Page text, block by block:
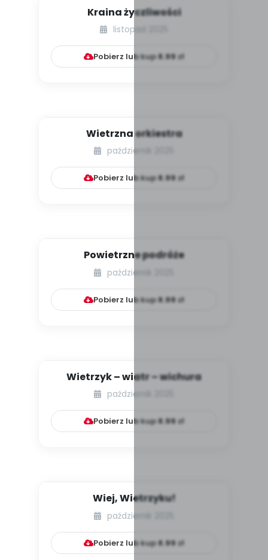
Kraina życzliwości
listopad 2025
Pobierz lub kup8.99zł
Wietrzna orkiestra
październik 2025
Pobierz lub kup8.99 zł
Powietrzne podróże
październik 2025
Pobierz lub kup8.99zł
Wietrzyk – wiatr – wichura
październik 2025
Pobierz lub kup8.99zł
Wiej, Wietrzyku!
październik 2025
Pobierz lub kup8.99zł